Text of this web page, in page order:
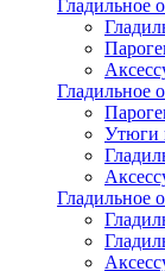
Гладильное
Гладильное
Утюги
Гладильное